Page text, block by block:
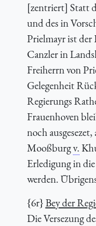
[zentriert] Statt
und des in
Prielmayr ist der
Canzler in
Freiherrn von
Gelegenheit
Regierungs
Frauenhoven
noch
Mooßburgv.
Erledigung in
werden.
{6r}Bey der
Die Versezung